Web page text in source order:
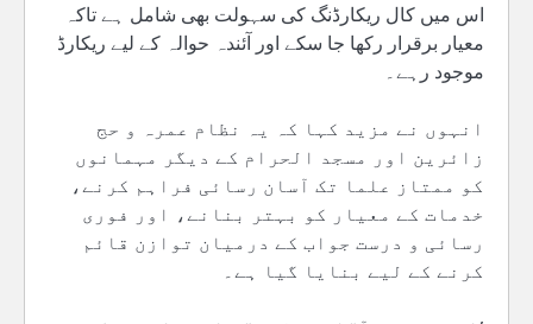
اس میں کال ریکارڈنگ کی سہولت بھی شامل ہے تاکہ
معیار برقرار رکھا جا سکے اور آئندہ حوالہ کے لیے ریکارڈ
موجود رہے۔
انہوں نے مزید کہا کہ یہ نظام عمرہ و حج
زائرین اور مسجد الحرام کے دیگر مہمانوں
کو ممتاز علما تک آسان رسائی فراہم کرنے،
خدمات کے معیار کو بہتر بنانے، اور فوری
رسائی و درست جواب کے درمیان توازن قائم
کرنے کے لیے بنایا گیا ہے۔